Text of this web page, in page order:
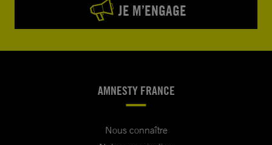
JE M’ENGAGE
AMNESTY FRANCE
Nous connaître